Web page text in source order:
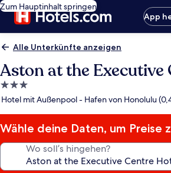
Zum Hauptinhalt springen
App
Alle Unterkünfte anzeigen
Aston at the
3.0-
Sterne-
Hotel mit Außenpool - Hafen von Honolulu
Wähle deine Daten, um Preise
Wo soll’s hingehen?